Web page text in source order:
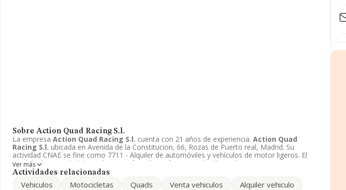
Sobre Action Quad Racing S.l.
La empresa Action Quad Racing S.l. cuenta con 21 años de experiencia. Action Quad
Racing S.l. ubicada en Avenida de la Constitucion, 66, Rozas de Puerto real, Madrid. Su
actividad CNAE se fine como 7711 - Alquiler de automóviles y vehículos de motor ligeros. El
modelo de sociedad de
Action Quad Racing S.l. es Sociedad limitada.
Ver más
Actividades relacionadas
Vehiculos Motocicletas Quads Venta vehiculos
Alquiler vehiculo